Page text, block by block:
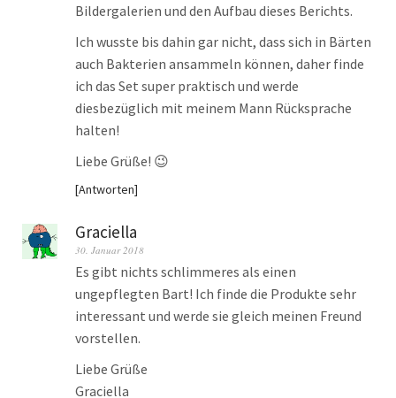
Bildergalerien und den Aufbau dieses Berichts.
Ich wusste bis dahin gar nicht, dass sich in Bärten
auch Bakterien ansammeln können, daher finde
ich das Set super praktisch und werde
diesbezüglich mit meinem Mann Rücksprache
halten!
Liebe Grüße! 😉
Antworten
Graciella
30. Januar 2018
Es gibt nichts schlimmeres als einen
ungepflegten Bart! Ich finde die Produkte sehr
interessant und werde sie gleich meinen Freund
vorstellen.
Liebe Grüße
Graciella